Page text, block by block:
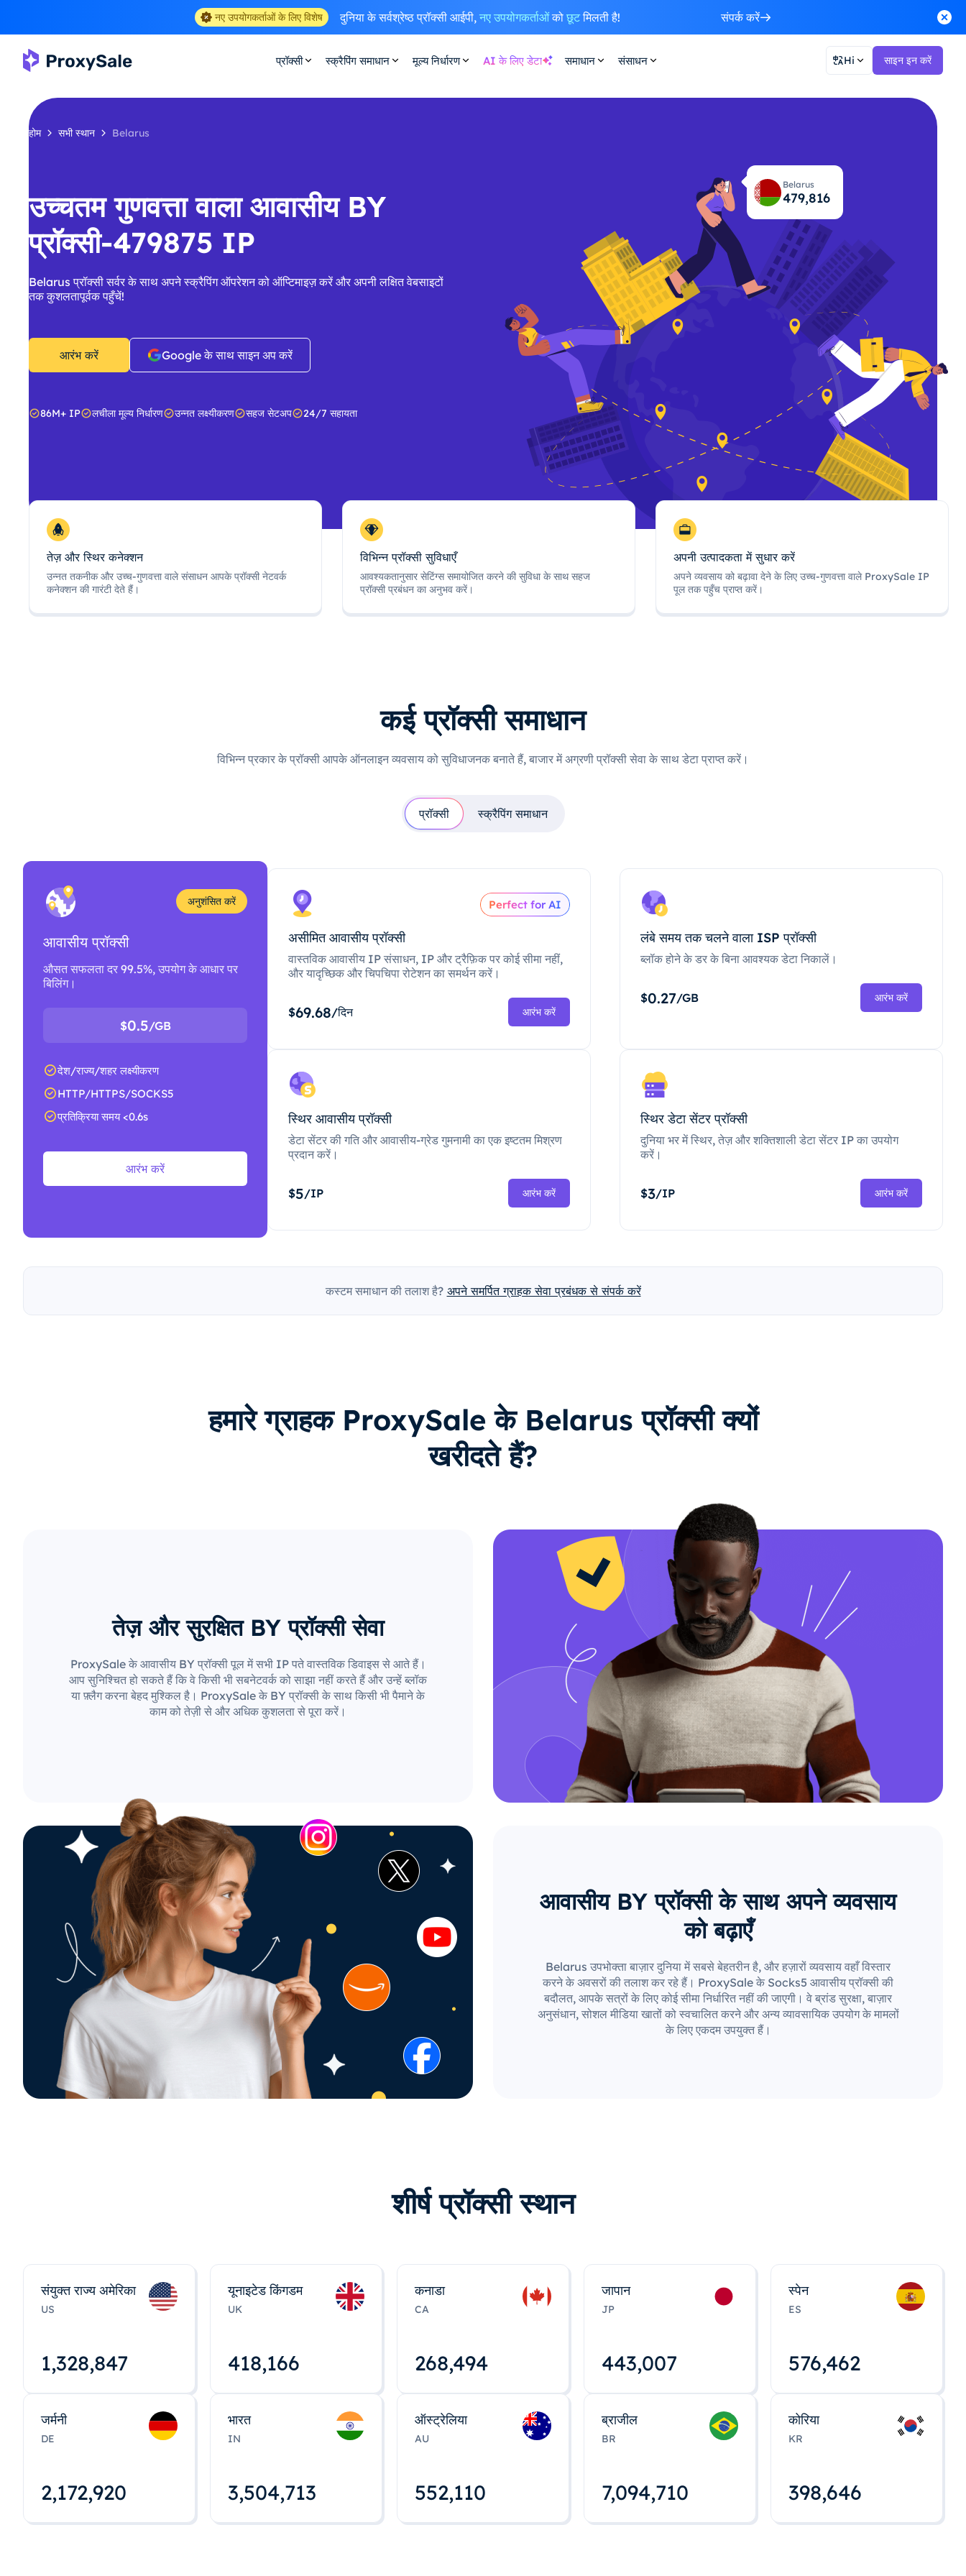
नए उपयोगकर्ताओं के लिए विशेष दुनिया के सर्वश्रेष्ठ प्रॉक्सी आईपी, नए उपयोगकर्ताओंको छूटमिलती है! संपर्क करें
प्रॉक्सी स्क्रैपिंग समाधान मूल्य निर्धारण AI के लिए डेटा समाधान संसाधन Hi साइन इन करें
होम सभी स्थान Belarus
उच्चतम गुणवत्ता वाला आवासीय BY
प्रॉक्सी-479875 IP
Belarus प्रॉक्सी सर्वर के साथ अपने स्क्रैपिंग ऑपरेशन को ऑप्टिमाइज़ करें और अपनी लक्षित वेबसाइटों
तक कुशलतापूर्वक पहुँचें!
आरंभ करें Google के साथ साइन अप करें
86M+ IP लचीला मूल्य निर्धारण उन्नत लक्ष्यीकरण सहज सेटअप 24/7 सहायता
Belarus
479,875
तेज़ और स्थिर कनेक्शन
उन्नत तकनीक और उच्च-गुणवत्ता वाले संसाधन आपके प्रॉक्सी नेटवर्क
कनेक्शन की गारंटी देते हैं।
विभिन्न प्रॉक्सी सुविधाएँ
आवश्यकतानुसार सेटिंग्स समायोजित करने की सुविधा के साथ सहज
प्रॉक्सी प्रबंधन का अनुभव करें।
अपनी उत्पादकता में सुधार करें
अपने व्यवसाय को बढ़ावा देने के लिए उच्च-गुणवत्ता वाले ProxySale IP
पूल तक पहुँच प्राप्त करें।
कई प्रॉक्सी समाधान
विभिन्न प्रकार के प्रॉक्सी आपके ऑनलाइन व्यवसाय को सुविधाजनक बनाते हैं, बाजार में अग्रणी प्रॉक्सी सेवा के साथ डेटा प्राप्त करें।
प्रॉक्सी स्क्रैपिंग समाधान
अनुशंसित करें
आवासीय प्रॉक्सी
औसत सफलता दर 99.5%, उपयोग के आधार पर
बिलिंग।
$0.5/GB
देश/राज्य/शहर लक्ष्यीकरण
HTTP/HTTPS/SOCKS5
प्रतिक्रिया समय <0.6s
आरंभ करें
Perfect for AI
असीमित आवासीय प्रॉक्सी
वास्तविक आवासीय IP संसाधन, IP और ट्रैफ़िक पर कोई सीमा नहीं,
और यादृच्छिक और चिपचिपा रोटेशन का समर्थन करें।
$69.68/दिन आरंभ करें
लंबे समय तक चलने वाला ISP प्रॉक्सी
ब्लॉक होने के डर के बिना आवश्यक डेटा निकालें।
$0.27/GB आरंभ करें
स्थिर आवासीय प्रॉक्सी
डेटा सेंटर की गति और आवासीय-ग्रेड गुमनामी का एक इष्टतम मिश्रण
प्रदान करें।
$5/IP आरंभ करें
स्थिर डेटा सेंटर प्रॉक्सी
दुनिया भर में स्थिर, तेज़ और शक्तिशाली डेटा सेंटर IP का उपयोग
करें।
$3/IP आरंभ करें
कस्टम समाधान की तलाश है? अपने समर्पित ग्राहक सेवा प्रबंधक से संपर्क करें
हमारे ग्राहक ProxySale के Belarus प्रॉक्सी क्यों
खरीदते हैं?
तेज़ और सुरक्षित BY प्रॉक्सी सेवा
ProxySale के आवासीय BY प्रॉक्सी पूल में सभी IP पते वास्तविक डिवाइस से आते हैं।
आप सुनिश्चित हो सकते हैं कि वे किसी भी सबनेटवर्क को साझा नहीं करते हैं और उन्हें ब्लॉक
या फ़्लैग करना बेहद मुश्किल है। ProxySale के BY प्रॉक्सी के साथ किसी भी पैमाने के
काम को तेज़ी से और अधिक कुशलता से पूरा करें।
आवासीय BY प्रॉक्सी के साथ अपने व्यवसाय
को बढ़ाएँ
Belarus उपभोक्ता बाज़ार दुनिया में सबसे बेहतरीन है, और हज़ारों व्यवसाय वहाँ विस्तार
करने के अवसरों की तलाश कर रहे हैं। ProxySale के Socks5 आवासीय प्रॉक्सी की
बदौलत, आपके सत्रों के लिए कोई सीमा निर्धारित नहीं की जाएगी। वे ब्रांड सुरक्षा, बाज़ार
अनुसंधान, सोशल मीडिया खातों को स्वचालित करने और अन्य व्यावसायिक उपयोग के मामलों
के लिए एकदम उपयुक्त हैं।
शीर्ष प्रॉक्सी स्थान
संयुक्त राज्य अमेरिका
US
1,328,848
यूनाइटेड किंगडम
UK
418,167
कनाडा
CA
268,495
जापान
JP
443,008
स्पेन
ES
576,463
जर्मनी
DE
2,172,922
भारत
IN
3,504,715
ऑस्ट्रेलिया
AU
552,112
ब्राजील
BR
7,094,712
कोरिया
KR
398,648